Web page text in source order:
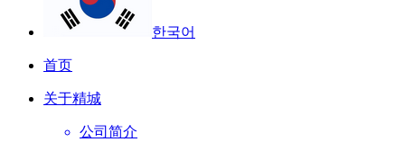
한국어
首页
关于精城
公司简介